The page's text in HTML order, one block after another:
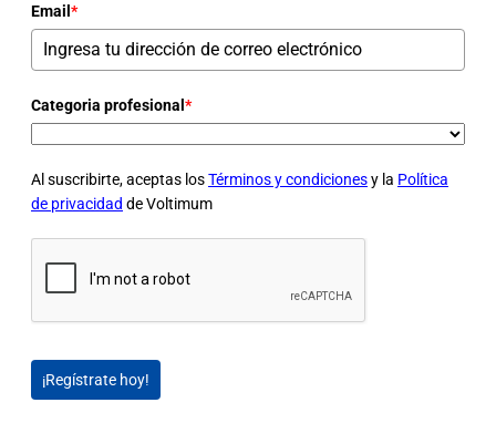
Email *
Categoria profesional *
Al suscribirte, aceptas losTérminos y condicionesy la Política
de privacidad de Voltimum
¡Regístrate hoy!